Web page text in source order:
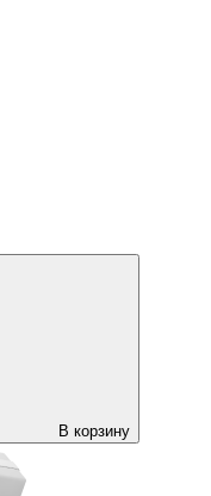
В корзину